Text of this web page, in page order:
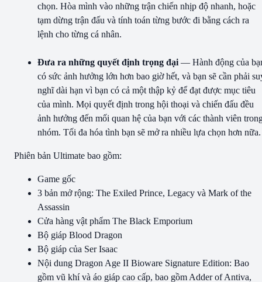
chọn. Hòa mình vào những trận chiến nhịp độ nhanh, hoặc
tạm dừng trận đấu và tính toán từng bước đi bằng cách ra
lệnh cho từng cá nhân.
Đưa ra những quyết định trọng đại — Hành động của
có sức ảnh hưởng lớn hơn bao giờ hết, và bạn sẽ cần phải
nghĩ dài hạn vì bạn có cả một thập kỷ để đạt được mục tiêu
của mình. Mọi quyết định trong hội thoại và chiến đấu đều
ảnh hưởng đến mối quan hệ của bạn với các thành viên
nhóm. Tối đa hóa tình bạn sẽ mở ra nhiều lựa chọn hơn nữa.
Phiên bản Ultimate bao gồm:
Game gốc
3 bản mở rộng: The Exiled Prince, Legacy và Mark of the
Assassin
Cửa hàng vật phẩm The Black Emporium
Bộ giáp Blood Dragon
Bộ giáp của Ser Isaac
Nội dung Dragon Age II Bioware Signature Edition: Bao
gồm vũ khí và áo giáp cao cấp, bao gồm Adder of Antiva,